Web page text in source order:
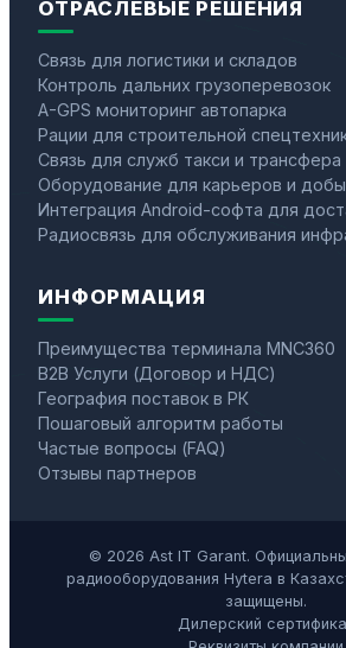
ОТРАСЛЕВЫЕ РЕШЕНИЯ
Связь для логистики и складов
Контроль дальних грузоперевозок
A-GPS мониторинг автопарка
Рации для строительной
Связь для служб такси и трансфера
Оборудование для карьеров и
Интеграция Android-софта для
Радиосвязь для обслуживания
ИНФОРМАЦИЯ
Преимущества терминала MNC360
B2B Услуги (Договор и НДС)
География поставок в РК
Пошаговый алгоритм работы
Частые вопросы (FAQ)
Отзывы партнеров
© 2026 Ast IT Garant.
радиооборудования Hytera в
защищены.
Дилерский